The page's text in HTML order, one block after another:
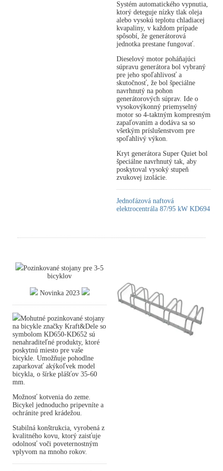
Systém automatického vypnutia,
ktorý deteguje nízky tlak oleja
alebo vysokú teplotu chladiacej
kvapaliny, v každom prípade
spôsobí, že generátorová
jednotka prestane fungovať.
Dieselový motor poháňajúci
súpravu generátora bol vybraný
pre jeho spoľahlivosť a
skutočnosť, že bol špeciálne
navrhnutý na pohon
generátorových súprav. Ide o
vysokovýkonný priemyselný
motor so 4-taktným kompresným
zapaľovaním a dodáva sa so
všetkým príslušenstvom pre
spoľahlivý výkon.
Kryt generátora Super Quiet bol
špeciálne navrhnutý tak, aby
poskytoval vysoký stupeň
zvukovej izolácie.
Jednofázová naftová
elektrocentrála 87/95 kW KD694
Pozinkované stojany pre 3-5
bicyklov
Novinka 2023
Mohutné pozinkované stojany
na bicykle značky Kraft&Dele so
symbolom KD650-KD652 sú
nenahraditeľné produkty, ktoré
poskytnú miesto pre vaše
bicykle. Umožňuje pohodlne
zaparkovať akýkoľvek model
bicykla, o šírke plášťov 35-60
mm.
Možnosť kotvenia do zeme.
Bicykel jednoducho pripevníte a
ochránite pred krádežou.
Stabilná konštrukcia, vyrobená z
kvalitného kovu, ktorý zaisťuje
odolnosť voči poveternostným
vplyvom na mnoho rokov.